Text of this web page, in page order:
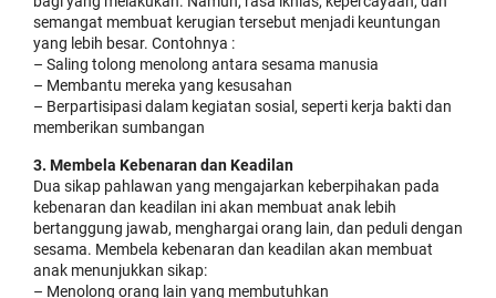
semangat membuat kerugian tersebut menjadi keuntungan
yang lebih besar. Contohnya :
– Saling tolong menolong antara sesama manusia
– Membantu mereka yang kesusahan
– Berpartisipasi dalam kegiatan sosial, seperti kerja bakti dan
memberikan sumbangan
3. Membela Kebenaran dan Keadilan
Dua sikap pahlawan yang mengajarkan keberpihakan pada
kebenaran dan keadilan ini akan membuat anak lebih
bertanggung jawab, menghargai orang lain, dan peduli dengan
sesama. Membela kebenaran dan keadilan akan membuat
anak menunjukkan sikap:
– Menolong orang lain yang membutuhkan